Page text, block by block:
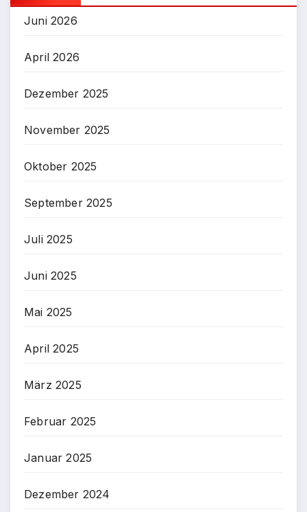
Juni 2026
April 2026
Dezember 2025
November 2025
Oktober 2025
September 2025
Juli 2025
Juni 2025
Mai 2025
April 2025
März 2025
Februar 2025
Januar 2025
Dezember 2024